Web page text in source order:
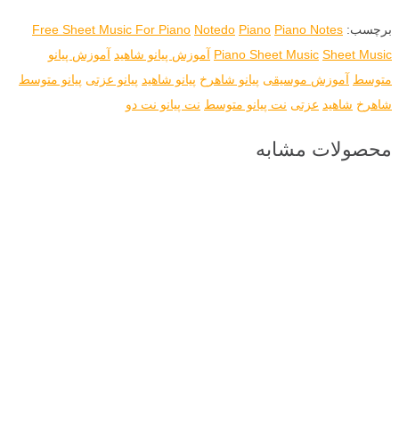
برچسب: Free Sheet Music For Piano Notedo Piano Piano Notes
Piano Sheet Music Sheet Music آموزش پیانو شاهید آموزش پیانو
متوسط آموزش موسیقی پیانو شاهرخ پیانو شاهید پیانو عزتی پیانو متوسط
شاهرخ شاهید عزتی نت پیانو متوسط نت پیانو نت دو
محصولات مشابه